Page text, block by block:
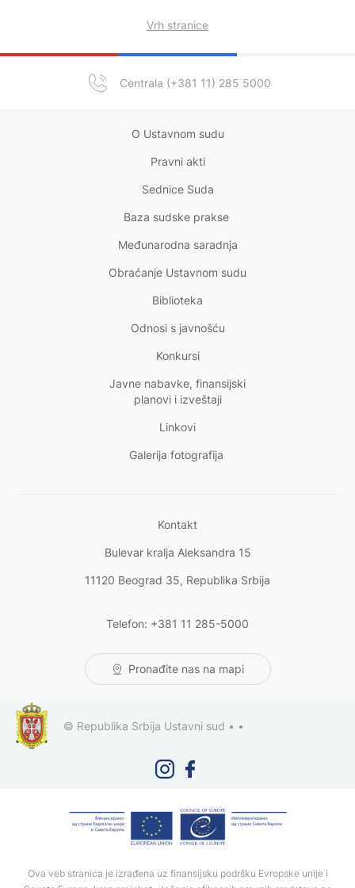
Centrala (+381 11) 285 5000
Vrh stranice
O Ustavnom sudu
Pravni akti
Sednice Suda
Baza sudske prakse
Međunarodna saradnja
Obraćanje Ustavnom sudu
Biblioteka
Odnosi sjavnošću
Konkursi
Javne nabavke, finansijski
planovi i izveštaji
Linkovi
Galerija fotografija
Kontakt
Bulevar kralja Aleksandra 15
11120 Beograd 35, Republika Srbija
Telefon: +381 11 285-5000
Pronađite nas na mapi
© Republika Srbija Ustavni sud • •
Ova veb stranica je izrađena uz finansijsku podršku Evropske unije i